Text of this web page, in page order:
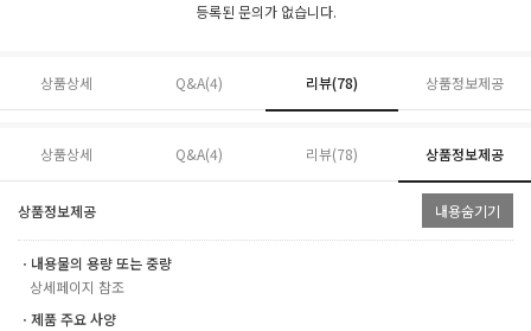
등록된 문의가 없습니다.
상품상세 Q&A(4) 리뷰(78) 상품정보제공
상품상세 Q&A(4) 리뷰(78) 상품정보제공
상품정보제공 내용숨기기
ㆍ내용물의 용량 또는 중량
상세페이지 참조
ㆍ제품 주요 사양